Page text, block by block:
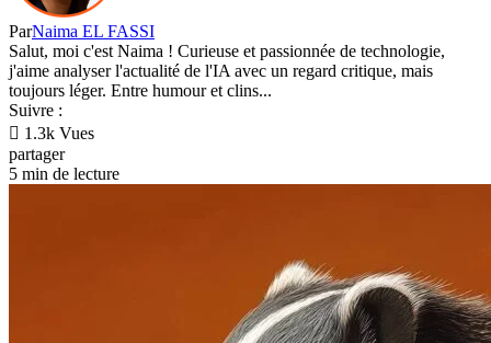
ParNaima EL FASSI
Salut, moi c'est Naima ! Curieuse et passionnée de technologie,
j'aime analyser l'actualité de l'IA avec un regard critique, mais
toujours léger. Entre humour et clins...
Suivre :
1.3k Vues
partager
5 min de lecture